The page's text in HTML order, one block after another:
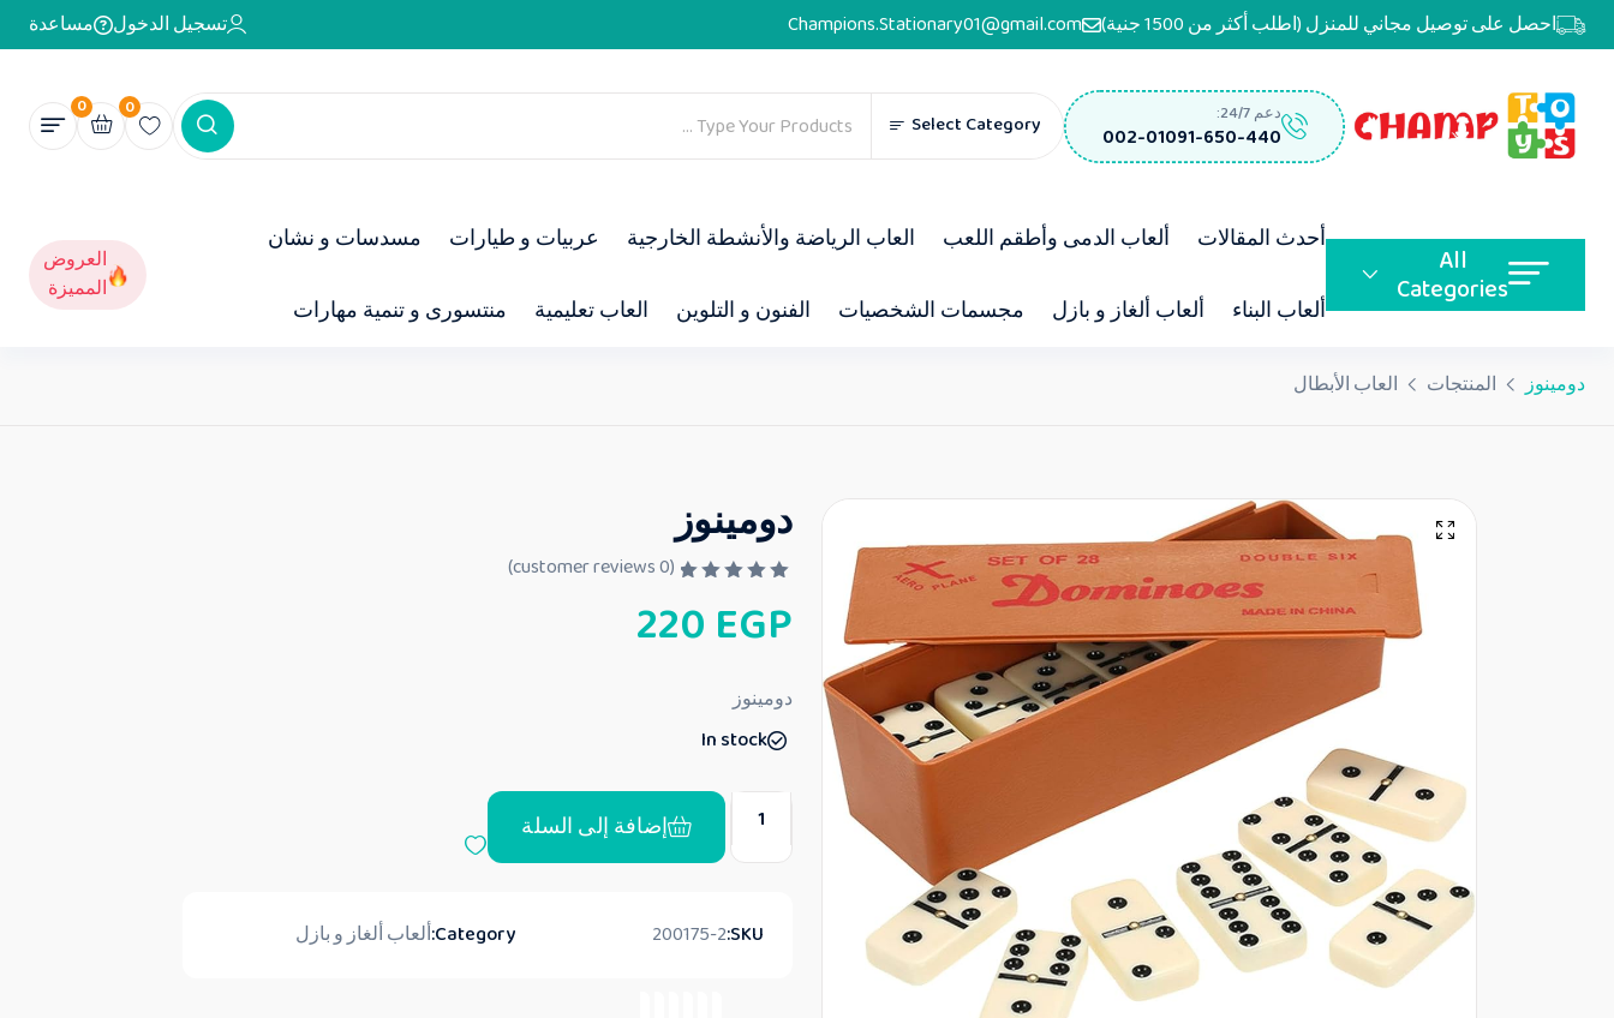
احصل على توصيل مجاني للمنزل (اطلب أكثر من 1500 جنية) Champions.Stationary01@gmail.com تسجيل الدخول مساعدة
دعم 24/7:
002-01091-650-440
Select Category
0
0
All
Categories
أحدث المقالات ألعاب الدمى وأطقم اللعب العاب الرياضة والأنشطة الخارجية عربيات و طيارات مسدسات و نشان
ألعاب البناء ألعاب ألغاز و بازل مجسمات الشخصيات الفنون و التلوين العاب تعليمية منتسورى و تنمية مهارات
العروض
المميزة
دومينوز المنتجات العاب الأبطال
دومينوز
م
ا
ي
م
ن
(
0
220 EGP
دومينوز
In stock
إضافة إلى السلة
SKU:
200175-2
Category:ألعاب ألغاز و بازل